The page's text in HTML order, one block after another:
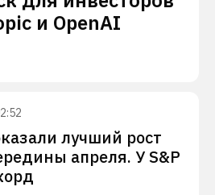
и OpenAI
лучший рост
апреля. У S&P